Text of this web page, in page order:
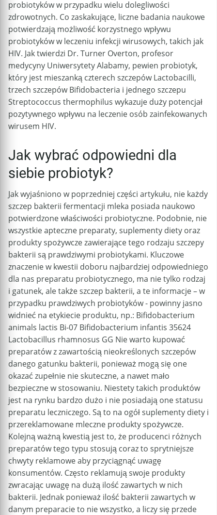
probiotyków w przypadku wielu dolegliwości
zdrowotnych. Co zaskakujące, liczne badania naukowe
potwierdzają możliwość korzystnego wpływu
probiotyków w leczeniu infekcji wirusowych, takich jak
HIV. Jak twierdzi Dr. Turner Overton, profesor
medycyny Uniwersytety Alabamy, pewien probiotyk,
który jest mieszanką czterech szczepów Lactobacilli,
trzech szczepów Bifidobacteria i jednego szczepu
Streptococcus thermophilus wykazuje duży potencjał
pozytywnego wpływu na leczenie osób zainfekowanych
wirusem HIV.
Jak wybrać odpowiedni dla
siebie probiotyk?
Jak wyjaśniono w poprzedniej części artykułu, nie każdy
szczep bakterii fermentacji mleka posiada naukowo
potwierdzone właściwości probiotyczne. Podobnie, nie
wszystkie apteczne preparaty, suplementy diety oraz
produkty spożywcze zawierające tego rodzaju szczepy
bakterii są prawdziwymi probiotykami. Kluczowe
znaczenie w kwestii doboru najbardziej odpowiedniego
dla nas preparatu probiotycznego, ma nie tylko rodzaj
i gatunek, ale także szczep bakterii, a te informacje – w
przypadku prawdziwych probiotyków - powinny jasno
widnieć na etykiecie produktu, np.: Bifidobacterium
animals lactis Bi-07 Bifidobacterium infantis 35624
Lactobacillus rhamnosus GG Nie warto kupować
preparatów z zawartością nieokreślonych szczepów
danego gatunku bakterii, ponieważ mogą się one
okazać zupełnie nie skuteczne, a nawet mało
bezpieczne w stosowaniu. Niestety takich produktów
jest na rynku bardzo dużo i nie posiadają one statusu
preparatu leczniczego. Są to na ogół suplementy diety i
przereklamowane mleczne produkty spożywcze.
Kolejną ważną kwestią jest to, że producenci różnych
preparatów tego typu stosują coraz to sprytniejsze
chwyty reklamowe aby przyciągnąć uwagę
konsumentów. Często reklamują swoje produkty
zwracając uwagę na dużą ilość zawartych w nich
bakterii. Jednak ponieważ ilość bakterii zawartych w
danym preparacie to nie wszystko, a liczy się przede